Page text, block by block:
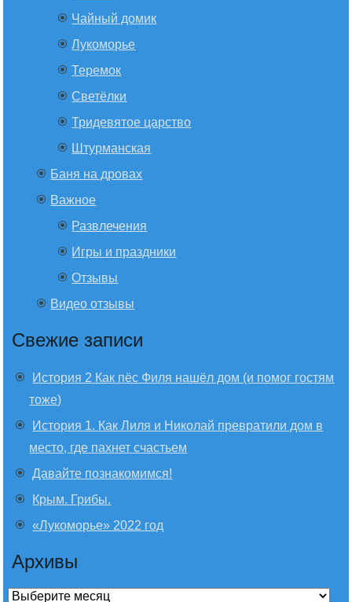
Чайный домик
Лукоморье
Теремок
Светёлки
Тридевятое царство
Штурманская
Баня на дровах
Важное
Развлечения
Игры и праздники
Отзывы
Видео отзывы
Свежие записи
История 2 Как пёс Филя нашёл дом (и помог гостям
тоже)
История 1. Как Лиля и Николай превратили дом в
место, где пахнет счастьем
Давайте познакомимся!
Крым. Грибы.
«Лукоморье» 2022 год
Архивы
Архивы